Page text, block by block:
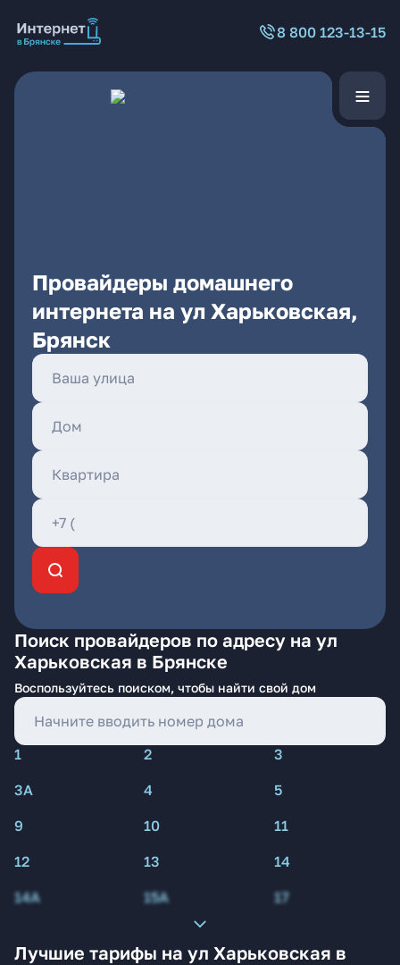
8 800 123-13-15
Провайдеры домашнего
интернета на ул Харьковская,
Брянск
Поиск провайдеров по адресу на ул
Харьковская в Брянске
Воспользуйтесь поиском, чтобы найти свой дом
1 2
3
3А
4
5
9
10
11
12
13
14
14А
15А 17
Лучшие тарифы на ул Харьковская в